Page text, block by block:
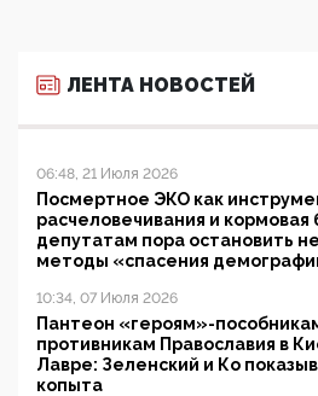
ЛЕНТА НОВОСТЕЙ
06:48, 21 Июля 2026
Посмертное ЭКО как
расчеловечивания и кормовая
депутатам пора остановить
методы «спасения
10:34, 07 Июля 2026
Пантеон «героям»-
противникам Православия в
Лавре: Зеленский и Ко
копыта